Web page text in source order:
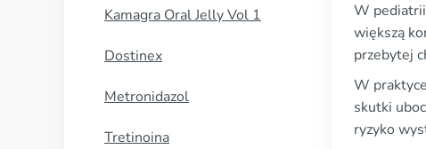
Kamagra Oral Jelly Vol 1
Dostinex
Metronidazol
Tretinoina
W
większą
przebytej
W
skutki
ryzyko